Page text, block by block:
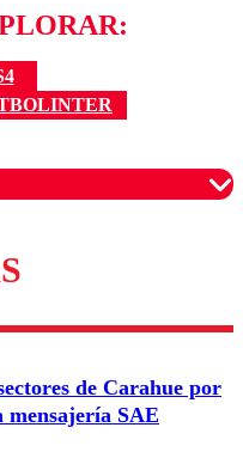
para garantizar un
de Carahue por
mensajería SAE